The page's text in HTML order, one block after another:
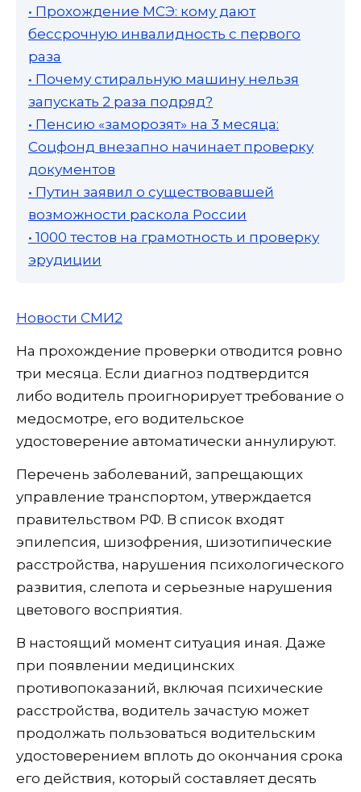
• Прохождение МСЭ: кому дают
бессрочную инвалидность с первого
раза
• Почему стиральную машину нельзя
запускать 2 раза подряд?
• Пенсию «заморозят» на 3 месяца:
Соцфонд внезапно начинает проверку
документов
• Путин заявил о существовавшей
возможности раскола России
• 1000 тестов на грамотность и проверку
эрудиции
Новости СМИ2
На прохождение проверки отводится ровно
три месяца. Если диагноз подтвердится
либо водитель проигнорирует требование о
медосмотре, его водительское
удостоверение автоматически аннулируют.
Перечень заболеваний, запрещающих
управление транспортом, утверждается
правительством РФ. В список входят
эпилепсия, шизофрения, шизотипические
расстройства, нарушения психологического
развития, слепота и серьезные нарушения
цветового восприятия.
В настоящий момент ситуация иная. Даже
при появлении медицинских
противопоказаний, включая психические
расстройства, водитель зачастую может
продолжать пользоваться водительским
удостоверением вплоть до окончания срока
его действия, который составляет десять